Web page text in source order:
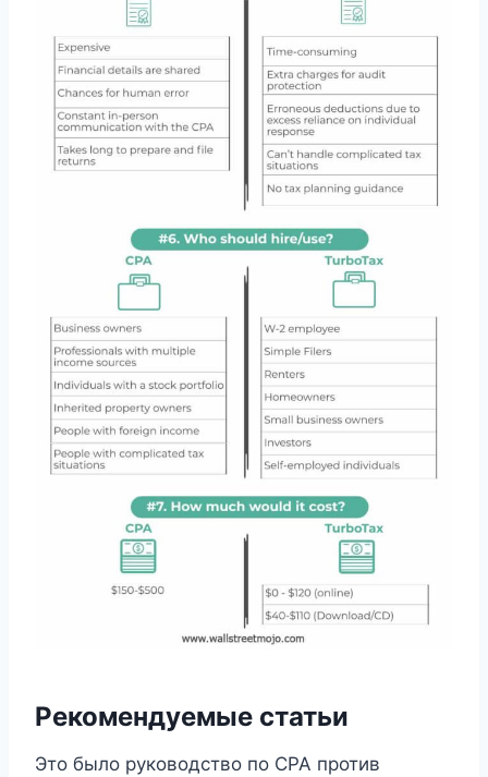
Рекомендуемые статьи
Это было руководство по CPA против